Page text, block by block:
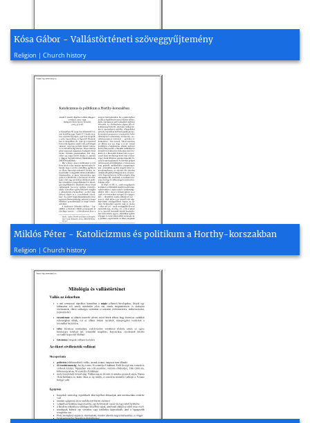
Kósa Gábor - Vallástörténeti szöveggyűjtemény
Religion | Church history
Miklós Péter - Katolicizmus és politikum a Horthy-korszakban
Religion | Church history